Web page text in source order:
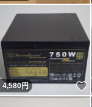
4,580円